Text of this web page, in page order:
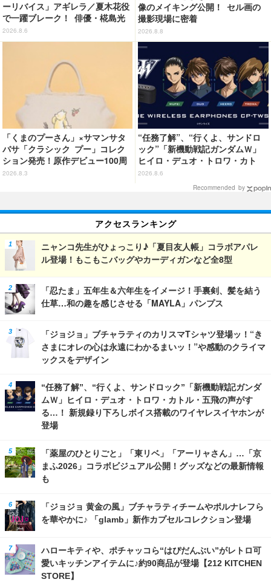
ーリバイス」アギレラ／夏木花役
で一躍ブレーク！ 俳優・椛島光
の2nd写真集が予約開始
2026.8.6
像のメイキング公開！ セル画の
撮影現場に密着
2026.8.8
「くまのプーさん」×サマンサタ
バサ「クラシック プー」コレク
ション発売！原作デビュー100周
年記念でハンドバッグや財布など
2026.8.3
“任務了解”、“行くよ、サンドロ
ック”「新機動戦記ガンダムＷ」
ヒイロ・デュオ・トロワ・カト
ル・五飛の声がする…！ 新規録
り下ろしボイス搭載のワイヤレス
2026.8.6
Recommended by
アクセスランキング
ニャンコ先生がひょっこり♪「夏目友人帳」コラボアパレ
ル登場！もこもこバッグやカーディガンなど全8型
「忍たま」五年生＆六年生をイメージ！手裏剣、髪を結う
仕草…和の趣を感じさせる「MAYLA」パンプス
「ジョジョ」ブチャラティのカリスマTシャツ登場ッ！“き
さまにオレの心は永遠にわかるまいッ！”や感動のクライマ
ックスをデザイン
“任務了解”、“行くよ、サンドロック”「新機動戦記ガンダ
ムＷ」ヒイロ・デュオ・トロワ・カトル・五飛の声がす
る…！ 新規録り下ろしボイス搭載のワイヤレスイヤホンが
登場
「薬屋のひとりごと」「東リベ」「アーリャさん」…「京
まふ2026」コラボビジュアル公開！グッズなどの最新情報
も
「ジョジョ 黄金の風」ブチャラティチームやポルナレフら
を華やかに♪ 「glamb」新作カプセルコレクション登場
ハローキティや、ポチャッコら“はぴだんぶい”がレトロ可
愛いキッチンアイテムに♪約90商品が登場【212 KITCHEN
STORE】